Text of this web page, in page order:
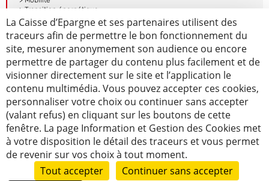
> Transition énergétique
> Mentions légales et Protection des données
> Accessibilité – non conforme
La Caisse d’Epargne et ses partenaires utilisent des
traceurs afin de permettre le bon fonctionnement du
site, mesurer anonymement son audience ou encore
permettre de partager du contenu plus facilement et de
visionner directement sur le site et l’application le
contenu multimédia. Vous pouvez accepter ces cookies,
personnaliser votre choix ou continuer sans accepter
(valant refus) en cliquant sur les boutons de cette
fenêtre. La page Information et Gestion des Cookies met
à votre disposition le détail des traceurs et vous permet
de revenir sur vos choix à tout moment.
Tout accepter
Continuer sans accepter